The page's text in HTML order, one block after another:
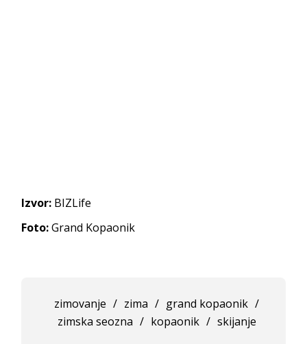
Izvor: BIZLife
Foto:Grand Kopaonik
zimovanje / zima / grand kopaonik /
zimska seozna / kopaonik / skijanje